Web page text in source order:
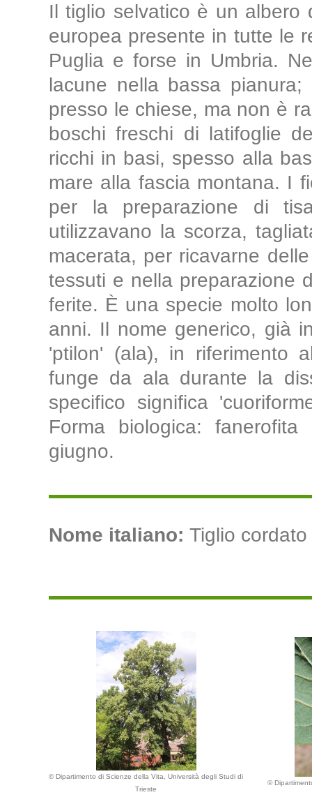
Il tiglio selvatico è un albero
europea presente in tutte le
Puglia e forse in Umbria.
lacune nella bassa
presso le chiese, ma non è
boschi freschi di latifoglie
ricchi in basi, spesso alla
mare alla fascia montana. I
per la preparazione di
utilizzavano la scorza,
macerata, per ricavarne
tessuti e nella preparazione
ferite. È una specie molto
anni. Il nome generico, già
'ptilon' (ala), in riferimento
funge da ala durante la
specifico significa
Forma biologica:
giugno.
Nome italiano: Tiglio
© Dipartimento di Scienze della Vita, Università degli Studi di
Trieste
©